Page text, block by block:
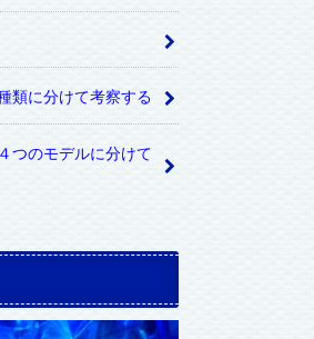
類に分けて考察する
つのモデルに分けて